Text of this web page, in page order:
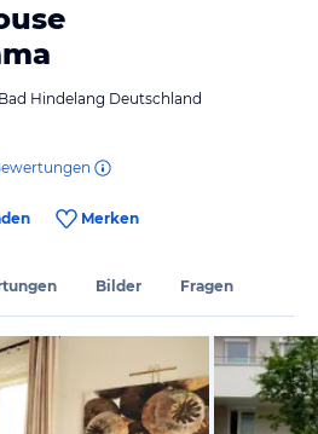
Hindelang Deutschland
Merken
Bilder Fragen